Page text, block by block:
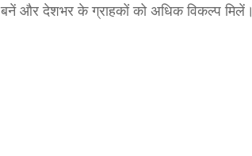
और देशभर के ग्राहकों को अधिक विकल्प मिलें।